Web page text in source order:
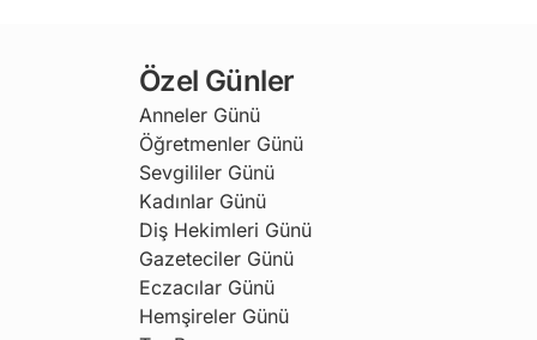
Özel Günler
Anneler Günü
Öğretmenler Günü
Sevgililer Günü
Kadınlar Günü
Diş Hekimleri Günü
Gazeteciler Günü
Eczacılar Günü
Hemşireler Günü